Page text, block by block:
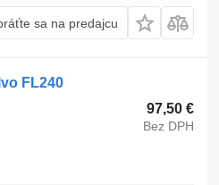
sa na predajcu
FL240
97,50 €
Bez DPH